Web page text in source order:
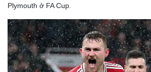
Plymouth ở FA Cup.